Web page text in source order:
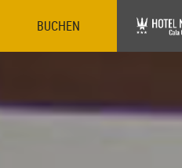
BUCHEN